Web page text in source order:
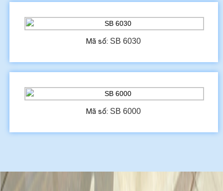
Mã số: SB 6030
Mã số: SB 6000